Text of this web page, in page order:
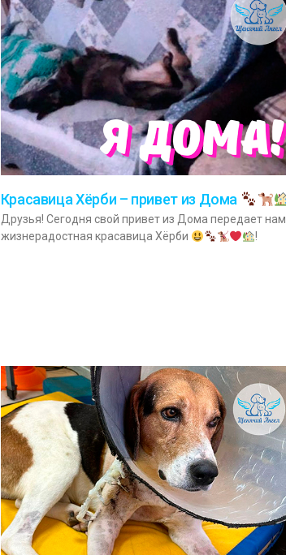
Красавица Хёрби – привет из Дома
Друзья! Сегодня свой привет из Дома передает нам
жизнерадостная красавица Хёрби
!